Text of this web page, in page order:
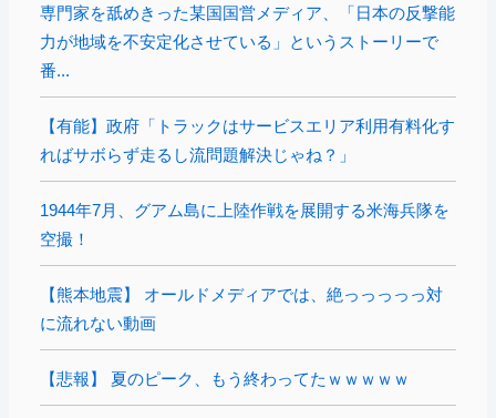
専門家を舐めきった某国国営メディア、「日本の反撃能
力が地域を不安定化させている」というストーリーで
番...
【有能】政府「トラックはサービスエリア利用有料化す
ればサボらず走るし流問題解決じゃね？」
1944年7月、グアム島に上陸作戦を展開する米海兵隊を
空撮！
【熊本地震】 オールドメディアでは、絶っっっっっ対
に流れない動画
【悲報】 夏のピーク、もう終わってたｗｗｗｗｗ